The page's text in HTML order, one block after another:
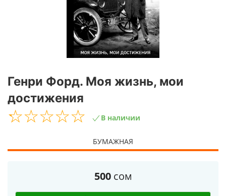
Генри Форд. Моя жизнь, мои
достижения
☆☆☆☆☆
★★★★★ В наличии
БУМАЖНАЯ
500 сом